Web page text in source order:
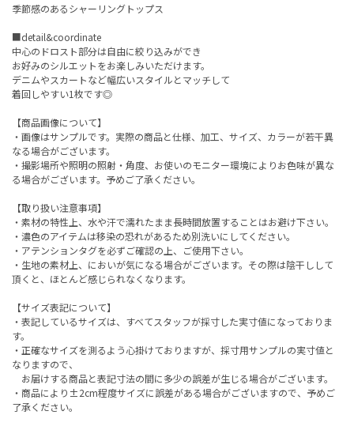
季節感のあるシャーリングトップス
■detail&coordinate
中心のドロスト部分は自由に絞り込みができ
お好みのシルエットをお楽しみいただけます。
デニムやスカートなど幅広いスタイルとマッチして
着回しやすい1枚です◎
【商品画像について】
・画像はサンプルです。実際の商品と仕様、加工、サイズ、カラーが若干異
なる場合がございます。
・撮影場所や照明の照射・角度、お使いのモニター環境によりお色味が異な
る場合がございます。予めご了承ください。
【取り扱い注意事項】
・素材の特性上、水や汗で濡れたまま長時間放置することはお避け下さい。
・濃色のアイテムは移染の恐れがあるため別洗いにしてください。
・アテンションタグを必ずご確認の上、ご使用下さい。
・生地の素材上、においが気になる場合がございます。その際は陰干しして
頂くと、ほとんど感じられなくなります。
【サイズ表記について】
・表記しているサイズは、すべてスタッフが採寸した実寸値になっておりま
す。
・正確なサイズを測るよう心掛けておりますが、採寸用サンプルの実寸値と
なりますので、
お届けする商品と表記寸法の間に多少の誤差が生じる場合がございます。
・商品により±2cm程度サイズに誤差がある場合がございますので、予めご
了承ください。